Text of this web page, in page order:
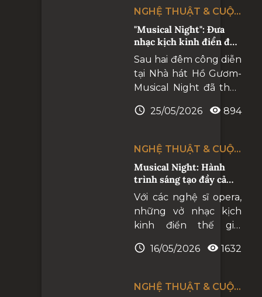
một sứ mệnh dài lâu,
trở thành biểu tượng
cho khát vọng phát
triển của một quốc
gia. Nhà hát Hồ Gươm
ra đời mang một sứ
mệnh đặc biệt.
NGHỆ THUẬT & CUỘC
SỐNG
"Musical Night": Đưa
nhạc kịch kinh điển đến
gần hơn với công chúng
Sau hai đêm công diễn
tại Nhà hát Hồ Gươm-
Musical Night đã thực
của khán giả, để lại dư
khoảnh khắc thăng
hoa giữa nghệ sĩ và
công chúng.
25/05/2026 894
NGHỆ THUẬT & CUỘC
SỐNG
Musical Night: Hành
trình sáng tạo đầy cảm
hứng của các nghệ sĩ
Với các nghệ sĩ opera,
những vở nhạc kịch
kinh điển thế giới
chí với những khán giả
lâm cũng rất nhiều
16/05/2026 1632
NGHỆ THUẬT & CUỘC